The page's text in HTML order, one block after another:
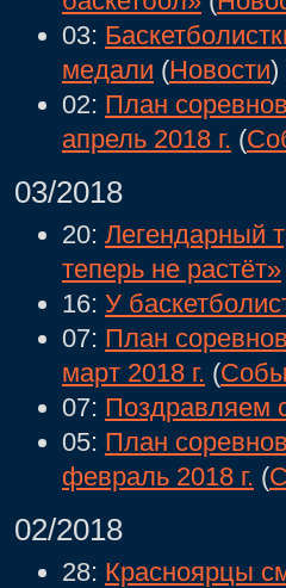
03:
медали (Новости)
02: План
апрель 2018 г. (
03/2018
20: Легендарный
теперь не растёт»
16: У
07: План
март 2018 г. (
07: Поздравляем
05: План
февраль 2018 г. (
02/2018
28: Красноярцы